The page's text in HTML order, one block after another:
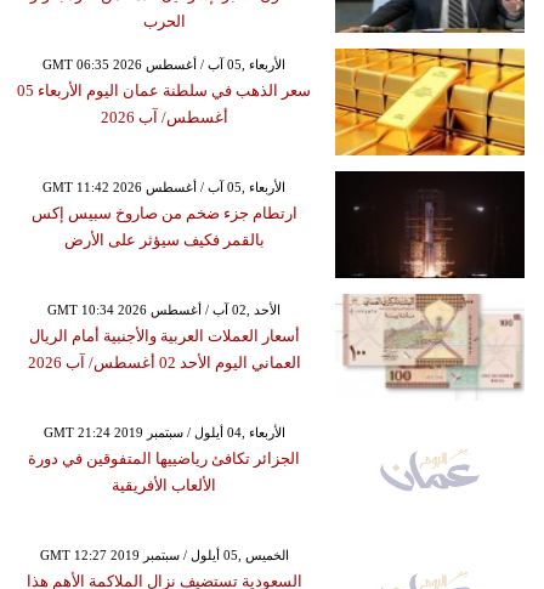
الحرب
GMT 06:35 2026 الأربعاء ,05 آب / أغسطس
سعر الذهب في سلطنة عمان اليوم الأربعاء 05
أغسطس/ آب 2026
GMT 11:42 2026 الأربعاء ,05 آب / أغسطس
ارتطام جزء ضخم من صاروخ سبيس إكس
بالقمر فكيف سيؤثر على الأرض
GMT 10:34 2026 الأحد ,02 آب / أغسطس
أسعار العملات العربية والأجنبية أمام الريال
العماني اليوم الأحد 02 أغسطس/ آب 2026
GMT 21:24 2019 الأربعاء ,04 أيلول / سبتمبر
الجزائر تكافئ رياضييها المتفوقين في دورة
الألعاب الأفريقية
GMT 12:27 2019 الخميس ,05 أيلول / سبتمبر
السعودية تستضيف نزال الملاكمة الأهم هذا